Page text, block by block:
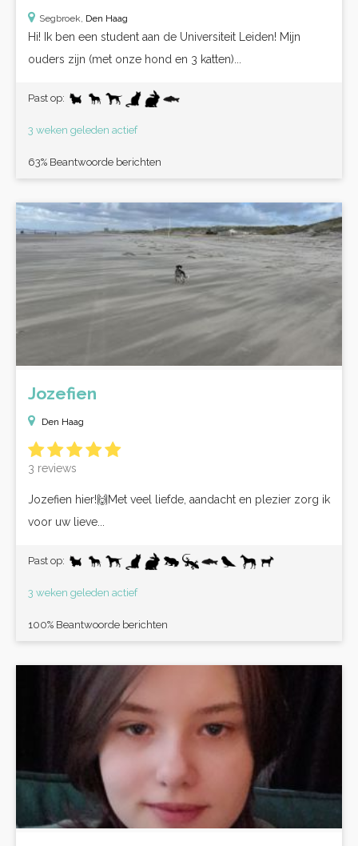
Segbroek, Den Haag
Hi! Ik ben een student aan de Universiteit Leiden! Mijn
ouders zijn (met onze hond en 3 katten)...
Past op:
3 weken geleden actief
63% Beantwoorde berichten
Jozefien
Den Haag
3 reviews
Jozefien hier!🙌Met veel liefde, aandacht en plezier zorg ik
voor uw lieve...
Past op:
3 weken geleden actief
100% Beantwoorde berichten